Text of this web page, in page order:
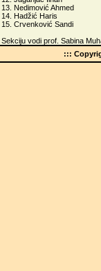
13. Nedimović Ahmed
14. Hadžić Haris
15. Crvenković Sandi
Sekciju vodi prof. Sabina
:::